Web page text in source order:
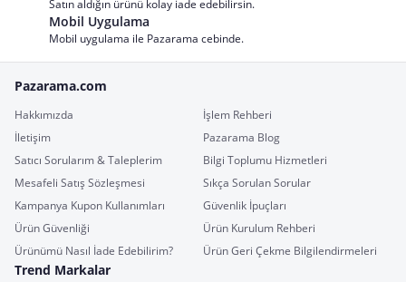
Satın aldığın ürünü kolay iade edebilirsin.
Mobil Uygulama
Mobil uygulama ile Pazarama cebinde.
Pazarama.com
Hakkımızda
İşlem Rehberi
İletişim
Pazarama Blog
Satıcı Sorularım & Taleplerim
Bilgi Toplumu Hizmetleri
Mesafeli Satış Sözleşmesi
Sıkça Sorulan Sorular
Kampanya Kupon Kullanımları
Güvenlik İpuçları
Ürün Güvenliği
Ürün Kurulum Rehberi
Ürünümü Nasıl İade Edebilirim?
Ürün Geri Çekme Bilgilendirmeleri
Trend Markalar